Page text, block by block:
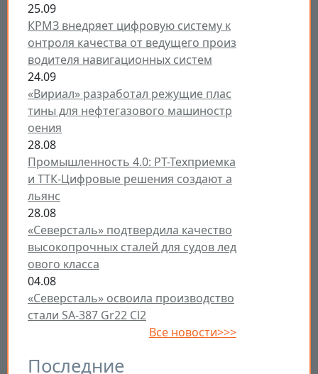
25.09
КРМЗ внедряет цифровую систему к
онтроля качества от ведущего произ
водителя навигационных систем
24.09
«Вириал» разработал режущие плас
тины для нефтегазового машиностр
оения
28.08
Промышленность 4.0: РТ-Техприемка
и ТТК-Цифровые решения создают а
льянс
28.08
«Северсталь» подтвердила качество
высокопрочных сталей для судов лед
ового класса
04.08
«Северсталь» освоила производство
стали SA-387 Gr22 Cl2
Все новости>>>
Последние